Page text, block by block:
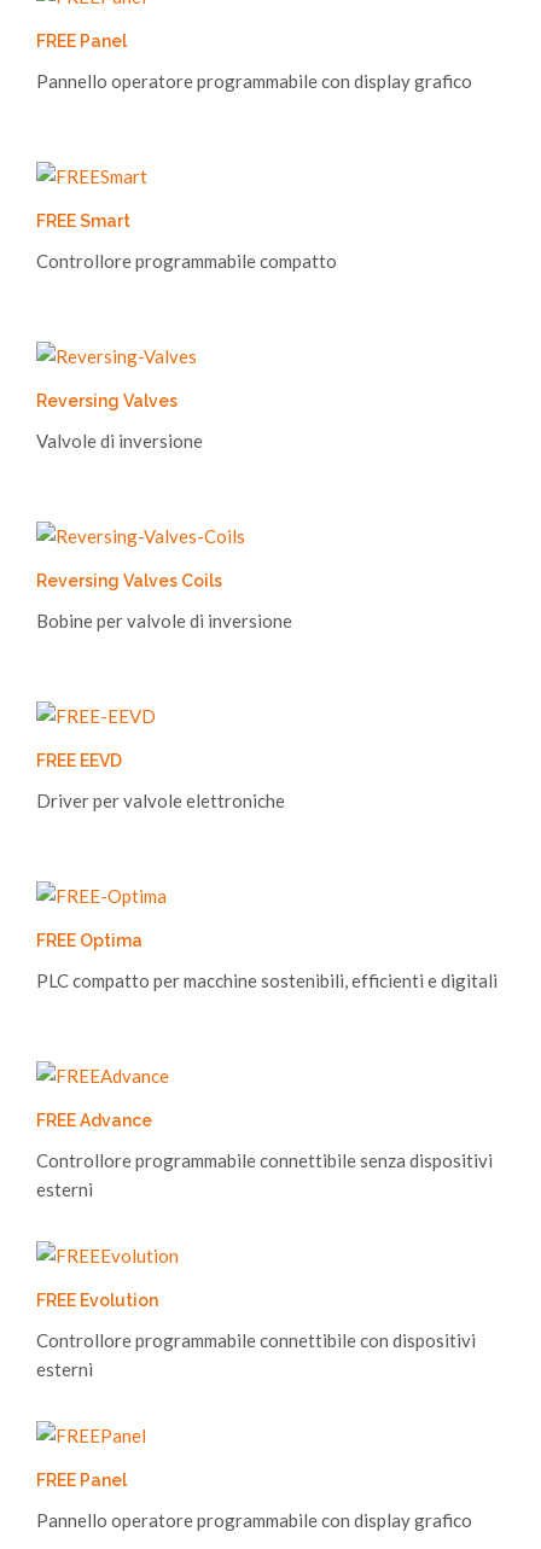
FREE Panel
Pannello operatore programmabile con display grafico
FREE Smart
Controllore programmabile compatto
Reversing Valves
Valvole di inversione
Reversing Valves Coils
Bobine per valvole di inversione
FREE EEVD
Driver per valvole elettroniche
FREE Optima
PLC compatto per macchine sostenibili, efficienti e digitali
FREE Advance
Controllore programmabile connettibile senza dispositivi
esterni
FREE Evolution
Controllore programmabile connettibile con dispositivi
esterni
FREE Panel
Pannello operatore programmabile con display grafico